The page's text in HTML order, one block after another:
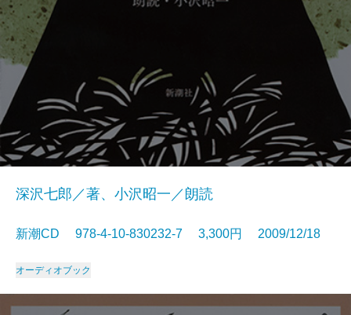
深沢七郎／著、小沢昭一／朗読
新潮CD 978-4-10-830232-7 3,300円 2009/12/18
オーディオブック